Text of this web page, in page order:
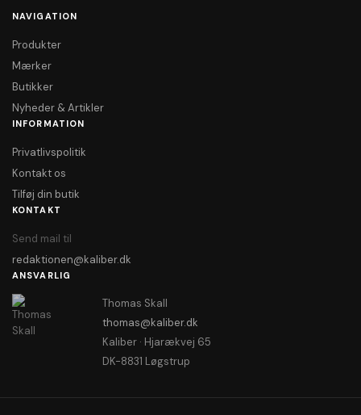
NAVIGATION
Produkter
Mærker
Butikker
Nyheder & Artikler
INFORMATION
Privatlivspolitik
Kontakt os
Tilføj din butik
KONTAKT
Send mail til
redaktionen@kaliber.dk
ANSVARLIG
Thomas Skall
thomas@kaliber.dk
Kaliber · Hjarækvej 65
DK-8831 Løgstrup